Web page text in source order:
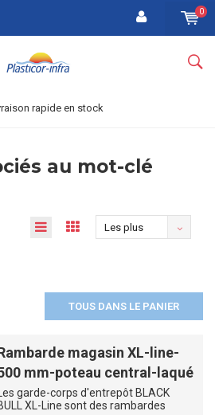
0
rapide en stock
au mot-clé
Les plus
TOUS DANS LE PANIER
magasin XL-line-
mm-poteau central-laqué
Les garde-corps d'entrepôt BLACK
XL-Line sont des rambardes